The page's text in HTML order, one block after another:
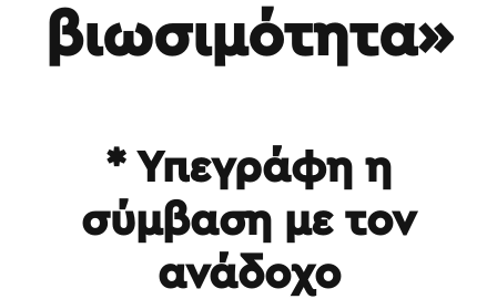
βιωσιμότητα»
* Υπεγράφη η
σύμβαση με τον
ανάδοχο